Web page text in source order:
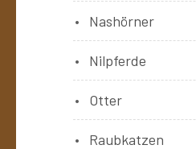
Nashörner
Nilpferde
Otter
Raubkatzen